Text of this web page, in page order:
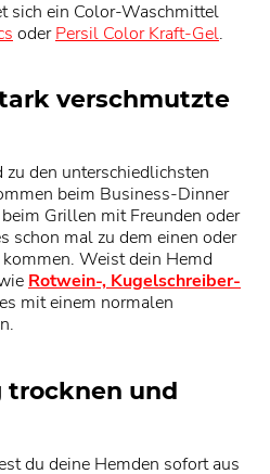
sich ein Color-Waschmittel
oderPersil Color Kraft-Gel.
verschmutzte
den unterschiedlichsten
beim Business-Dinner
Grillen mit Freunden oder
schon mal zu dem einen oder
Weist dein Hemd
Rotwein-, Kugelschreiber-
mit einem normalen
trocknen und
du deine Hemden sofort aus